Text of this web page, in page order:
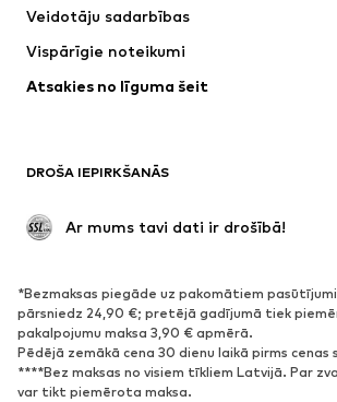
Veidotāju sadarbības
Vispārīgie noteikumi
Atsakies no līguma šeit
DROŠA IEPIRKŠANĀS
Ar mums tavi dati ir drošībā!
*Bezmaksas piegāde uz pakomātiem
pārsniedz 24,90 €; pretējā gadījumā tiek
pakalpojumu maksa 3,90 € apmērā.
Pēdējā zemākā cena 30 dienu laikā pirms cenas
****Bez maksas no visiem tīkliem Latvijā. Par
var tikt piemērota maksa.